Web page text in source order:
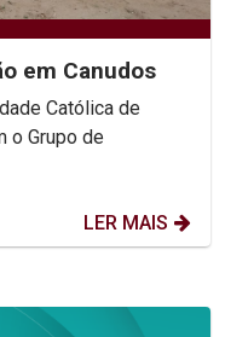
em Canudos
Católica de
o Grupo de
LER MAIS